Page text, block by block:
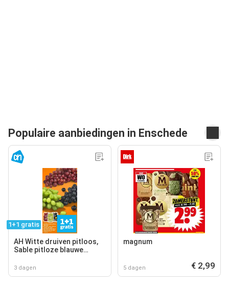
Populaire aanbiedingen in Enschede
1+1 gratis
AH Witte druiven pitloos,
Sable pitloze blauwe
pitloze rode druiven
3 dagen
magnum
5 dagen € 2,99